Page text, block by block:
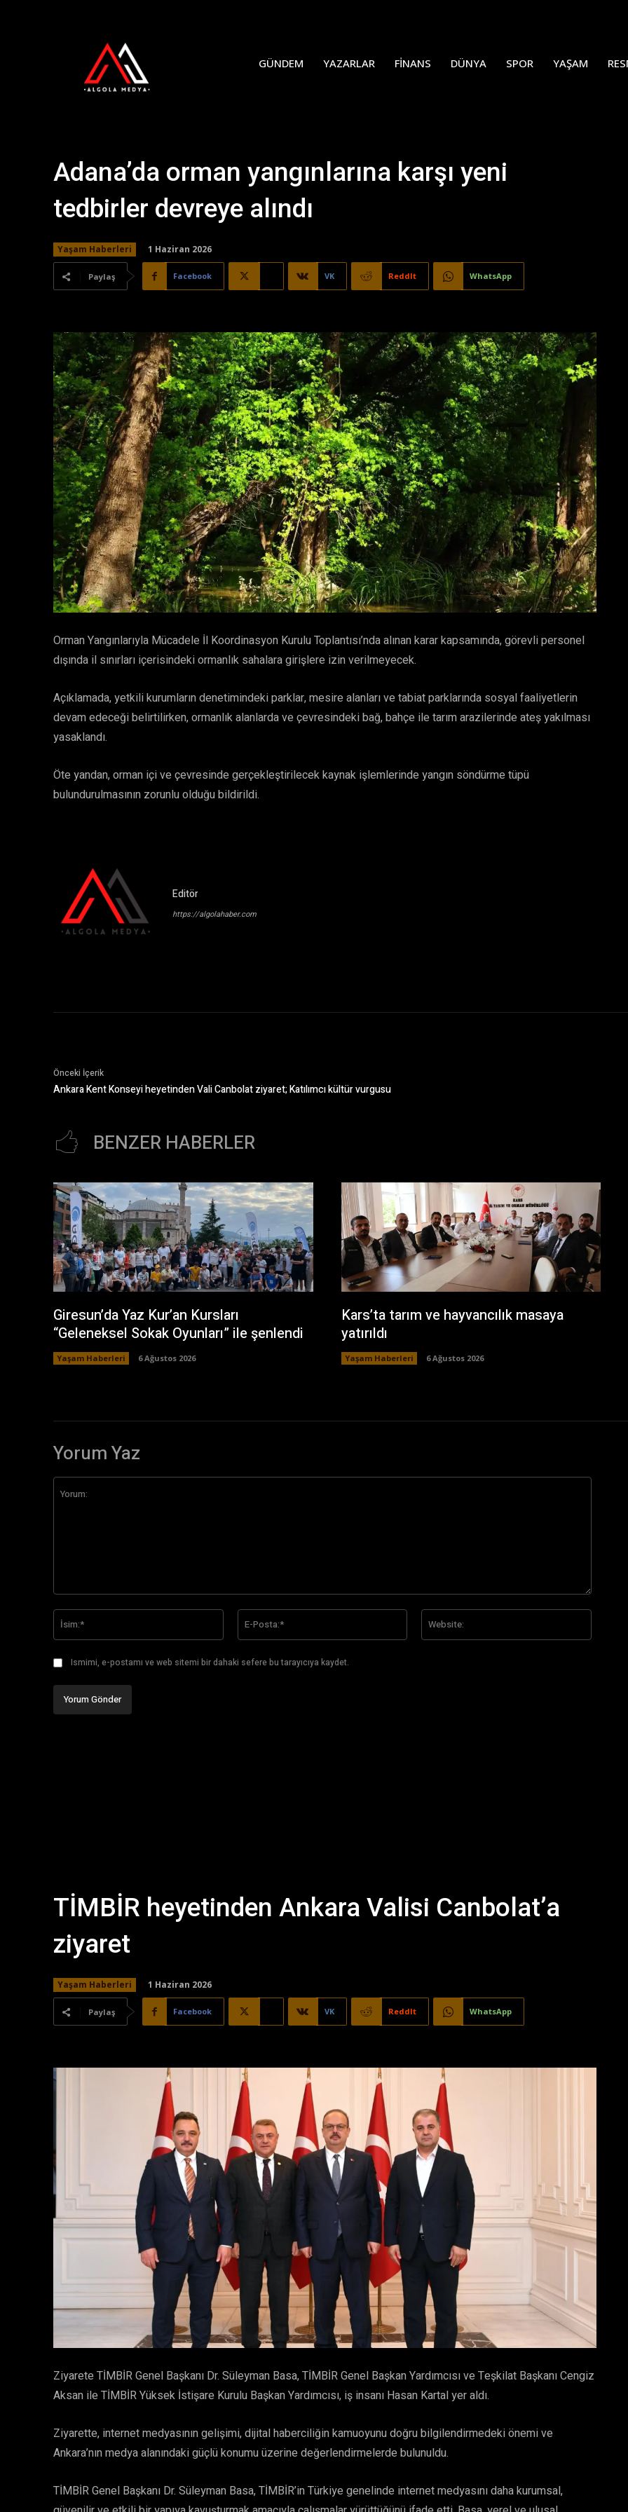
GÜNDEM YAZARLAR FINANS DÜNYA SPOR YAŞAM
Adana’da orman yangınlarına karşı yeni
tedbirler devreye alındı
Yaşam Haberleri 1 Haziran 2026
Paylaş Facebook VK ReddIt WhatsApp
Orman Yangınlarıyla Mücadele İl Koordinasyon Kurulu Toplantısı’nda alınan karar kapsamında, görevli personel
dışında il sınırları içerisindeki ormanlık sahalara girişlere izin verilmeyecek.
Açıklamada, yetkili kurumların denetimindeki parklar, mesire alanları ve tabiat parklarında sosyal faaliyetlerin
devam edeceği belirtilirken, ormanlık alanlarda ve çevresindeki bağ, bahçe ile tarım arazilerinde ateş yakılması
yasaklandı.
Öte yandan, orman içi ve çevresinde gerçekleştirilecek kaynak işlemlerinde yangın söndürme tüpü
bulundurulmasının zorunlu olduğu bildirildi.
Editör
https://algolahaber.com
Önceki İçerik
Ankara Kent Konseyi heyetinden Vali Canbolat ziyaret; Katılımcı kültür vurgusu
BENZER HABERLER
Giresun’da Yaz Kur’an Kursları
“Geleneksel Sokak Oyunları” ile şenlendi
Yaşam Haberleri 6 Ağustos 2026
Kars’ta tarım ve hayvancılık masaya
yatırıldı
Yaşam Haberleri 6 Ağustos 2026
Yorum Yaz
Posta:*
Ismimi, e-postamı ve web sitemi bir dahaki sefere bu tarayıcıya kaydet.